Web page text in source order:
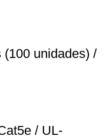
unidades) /
/ UL-